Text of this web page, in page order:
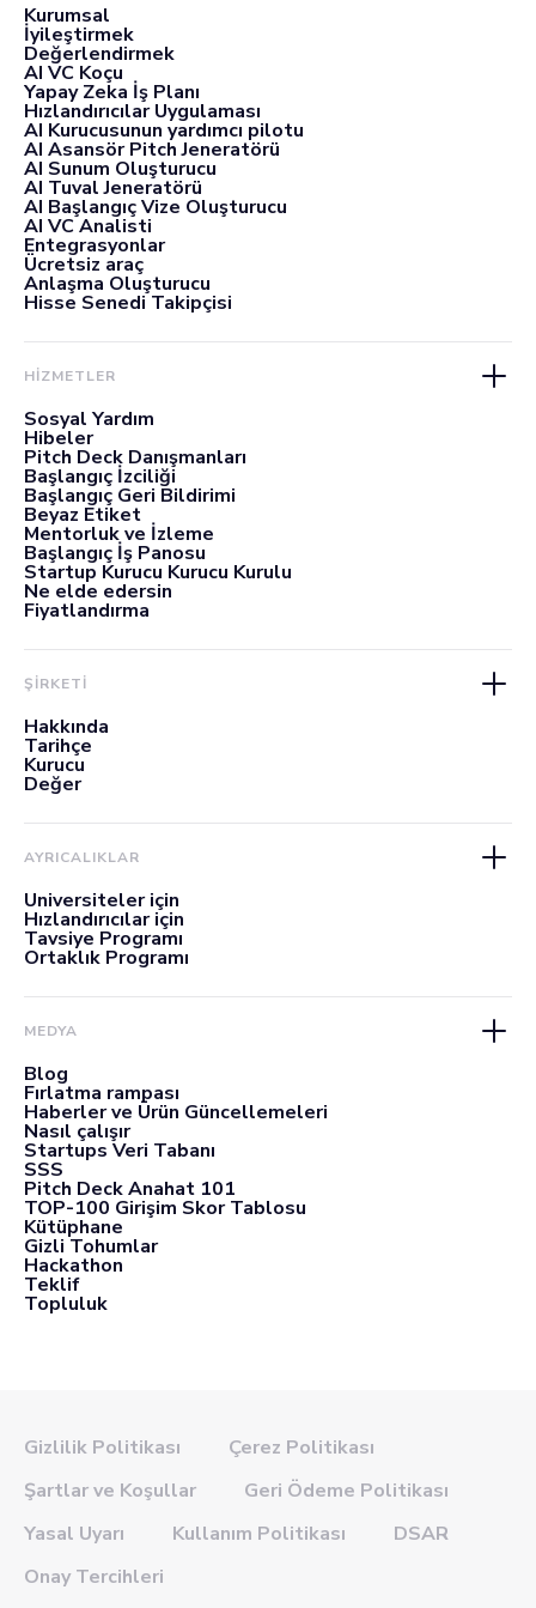
Kurumsal
İyileştirmek
Değerlendirmek
AI VC Koçu
Yapay Zeka İş Planı
Hızlandırıcılar Uygulaması
AI Kurucusunun yardımcı pilotu
AI Asansör Pitch Jeneratörü
AI Sunum Oluşturucu
AI Tuval Jeneratörü
AI Başlangıç Vize Oluşturucu
AI VC Analisti
Entegrasyonlar
Ücretsiz araç
Anlaşma Oluşturucu
Hisse Senedi Takipçisi
HİZMETLER
Sosyal Yardım
Hibeler
Pitch Deck Danışmanları
Başlangıç İzciliği
Başlangıç Geri Bildirimi
Beyaz Etiket
Mentorluk ve İzleme
Başlangıç İş Panosu
Startup Kurucu Kurucu Kurulu
Ne elde edersin
Fiyatlandırma
ŞİRKETİ
Hakkında
Tarihçe
Kurucu
Değer
AYRICALIKLAR
Üniversiteler için
Hızlandırıcılar için
Tavsiye Programı
Ortaklık Programı
MEDYA
Blog
Fırlatma rampası
Haberler ve Ürün Güncellemeleri
Nasıl çalışır
Startups Veri Tabanı
SSS
Pitch Deck Anahat 101
TOP-100 Girişim Skor Tablosu
Kütüphane
Gizli Tohumlar
Hackathon
Teklif
Topluluk
Gizlilik Politikası
Çerez Politikası
Şartlar ve Koşullar
Geri Ödeme Politikası
Yasal Uyarı
Kullanım Politikası
DSAR
Onay Tercihleri